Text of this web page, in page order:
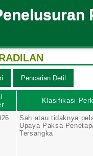
Klasifikasi
Sah atau tidaknya
Upaya Paksa
Tersangka